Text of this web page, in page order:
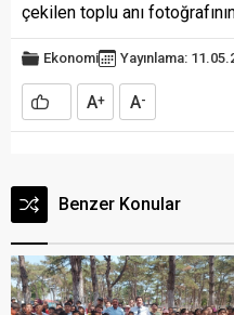
çekilen toplu anı
Ekonomi Yayınlama:
A+ A-
Benzer Konular